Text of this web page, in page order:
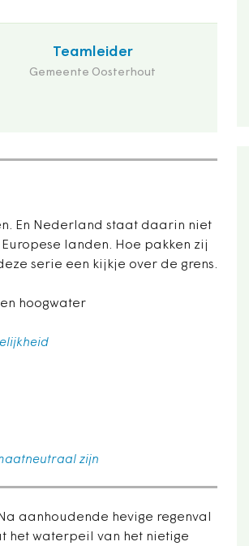
Teamleider
Gemeente Oosterhout
En Nederland staat daarin niet
landen. Hoe pakken zij
serie een kijkje over de grens.
hoogwater
zijn
aanhoudende hevige regenval
het waterpeil van het nietige